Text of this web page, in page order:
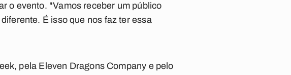
o evento. "Vamos receber um público
É isso que nos faz ter essa
pela Eleven Dragons Company e pelo